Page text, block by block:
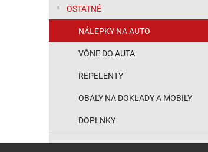
OSTATNÉ
NÁLEPKY NA AUTO
VÔNE DO AUTA
REPELENTY
OBALY NA DOKLADY A MOBILY
DOPLNKY